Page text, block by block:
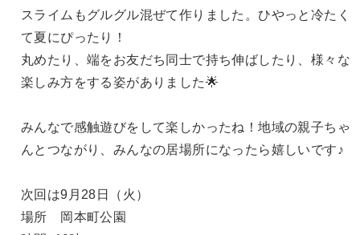
スライムもグルグル混ぜて作りました。ひやっと冷たく
て夏にぴったり！
丸めたり、端をお友だち同士で持ち伸ばしたり、様々な
楽しみ方をする姿がありました🌟
みんなで感触遊びをして楽しかったね！地域の親子ちゃ
んとつながり、みんなの居場所になったら嬉しいです♪
次回は9月28日（火）
場所 岡本町公園